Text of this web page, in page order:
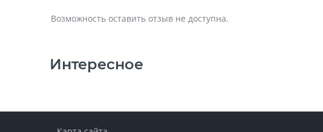
Возможность оставить отзыв не доступна.
Интересное